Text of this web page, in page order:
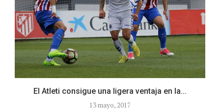
El Atleti consigue una ligera ventaja en la...
13 mayo, 2017